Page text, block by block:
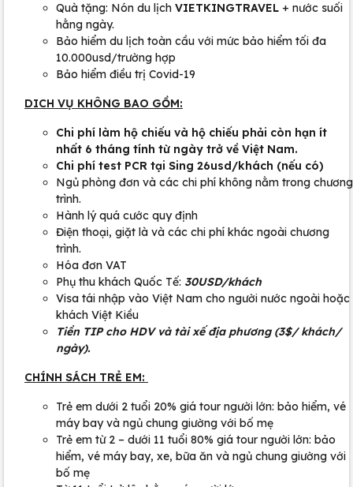
Quà tặng: Nón du lịch VIETKINGTRAVEL + nước suối
hằng ngày.
Bảo hiểm du lịch toàn cầu với mức bảo hiểm tối đa
10.000usd/trường hợp
Bảo hiểm điều trị Covid-19
DICH VỤ KHÔNG BAO GỒM:
Chi phí làm hộ chiếu và hộ chiếu phải còn hạn ít
nhất 6 tháng tính từ ngày trở về Việt Nam.
Chi phí test PCR tại Sing 26usd/khách (nếu có)
Ngủ phòng đơn và các chi phí không nằm trong chương
trình.
Hành lý quá cước quy định
Điện thoại, giặt là và các chi phí khác ngoài chương
trình.
Hóa đơn VAT
Phụ thu khách Quốc Tế: 30USD/khách
Visa tái nhập vào Việt Nam cho người nước ngoài hoặc
khách Việt Kiều
Tiền TIP cho HDV và tài xế địa phương (3$/ khách/
ngày).
CHÍNH SÁCH TRẺ EM:
Trẻ em dưới 2 tuổi 20% giá tour người lớn: bảo hiểm, vé
máy bay và ngủ chung giường với bố mẹ
Trẻ em từ 2 – dưới 11 tuổi 80% giá tour người lớn: bảo
hiểm, vé máy bay, xe, bữa ăn và ngủ chung giường với
bố mẹ